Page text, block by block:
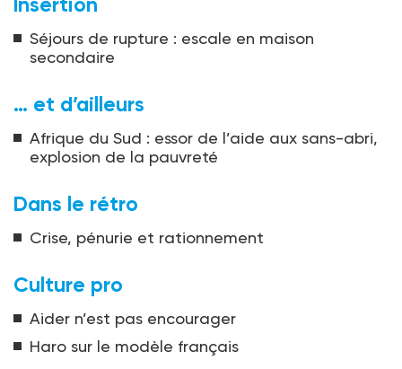
Séjours de rupture : escale en maison
secondaire
… et d’ailleurs
Afrique du Sud : essor de l’aide aux sans-abri,
explosion de la pauvreté
Dans le rétro
Crise, pénurie et rationnement
Culture pro
Aider n’est pas encourager
Haro sur le modèle français